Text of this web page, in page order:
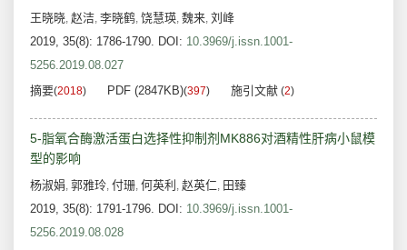
王晓晓, 赵洁, 李晓鹤, 饶慧瑛, 魏来, 刘峰
2019, 35(8): 1786-1790. DOI: 10.3969/j.issn.1001-
5256.2019.08.027
摘要(2018) PDF (2847KB)(397) 施引文献 (2)
5-脂氧合酶激活蛋白选择性抑制剂MK886对酒精性肝病小鼠模
型的影响
杨淑娟, 郭雅玲, 付珊, 何英利 , 赵英仁, 田臻
2019, 35(8): 1791-1796. DOI: 10.3969/j.issn.1001-
5256.2019.08.028